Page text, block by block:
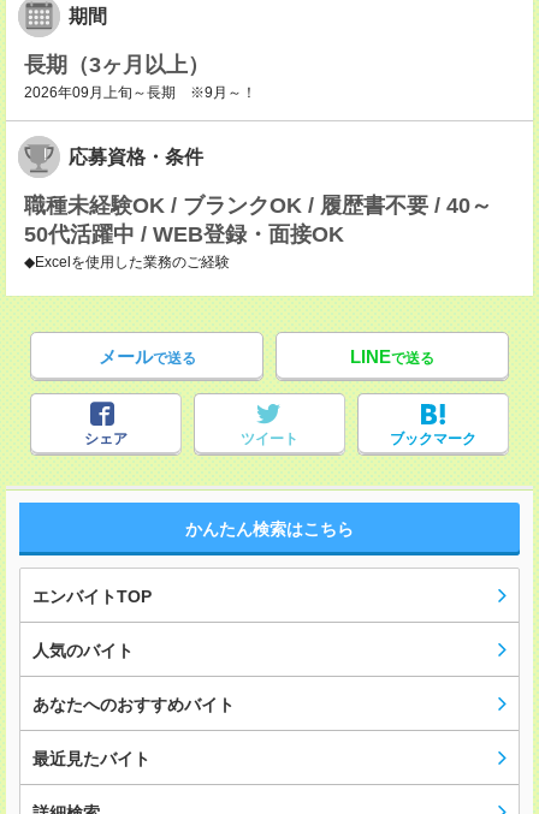
期間
長期（3ヶ月以上）
2026年09月上旬～長期 ※9月～！
応募資格・条件
職種未経験OK / ブランクOK / 履歴書不要 / 40～
50代活躍中 / WEB登録・面接OK
◆Excelを使用した業務のご経験
メールで送る LINEで送る
シェア ツイート ブックマーク
かんたん検索はこちら
エンバイトTOP
人気のバイト
あなたへのおすすめバイト
最近見たバイト